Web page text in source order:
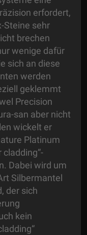
erfordert,
Steine sehr
brechen
wenige dafür
sich an diese
werden
geklemmt
Precision
san aber nicht
wickelt er
Platinum
Dabei wird um
Silbermantel
der sich
kein